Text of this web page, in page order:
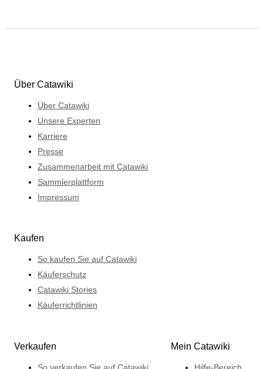
Über Catawiki
Über Catawiki
Unsere Experten
Karriere
Presse
Zusammenarbeit mit Catawiki
Sammlerplattform
Impressum
Kaufen
So kaufen Sie auf Catawiki
Käuferschutz
Catawiki Stories
Käuferrichtlinien
Verkaufen
So verkaufen Sie auf Catawiki
Mein Catawiki
Hilfe-Bereich